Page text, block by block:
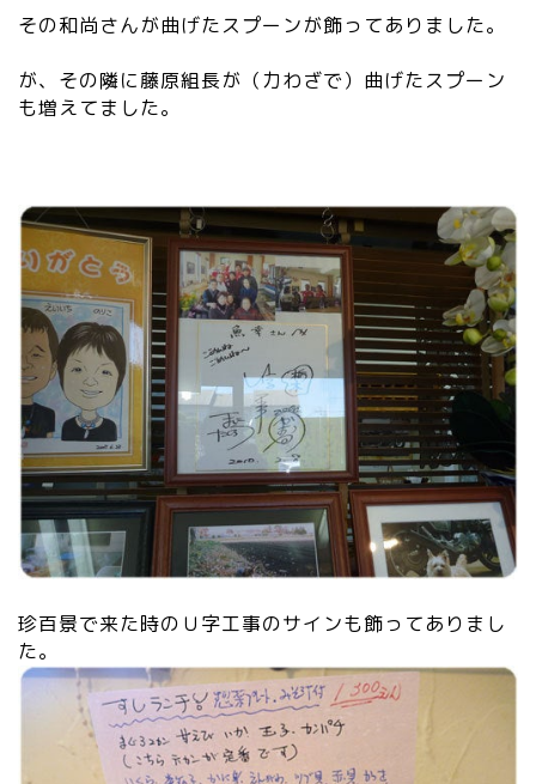
その和尚さんが曲げたスプーンが飾ってありました。
が、その隣に藤原組長が（力わざで）曲げたスプーン
も増えてました。
珍百景で来た時のＵ字工事のサインも飾ってありまし
た。